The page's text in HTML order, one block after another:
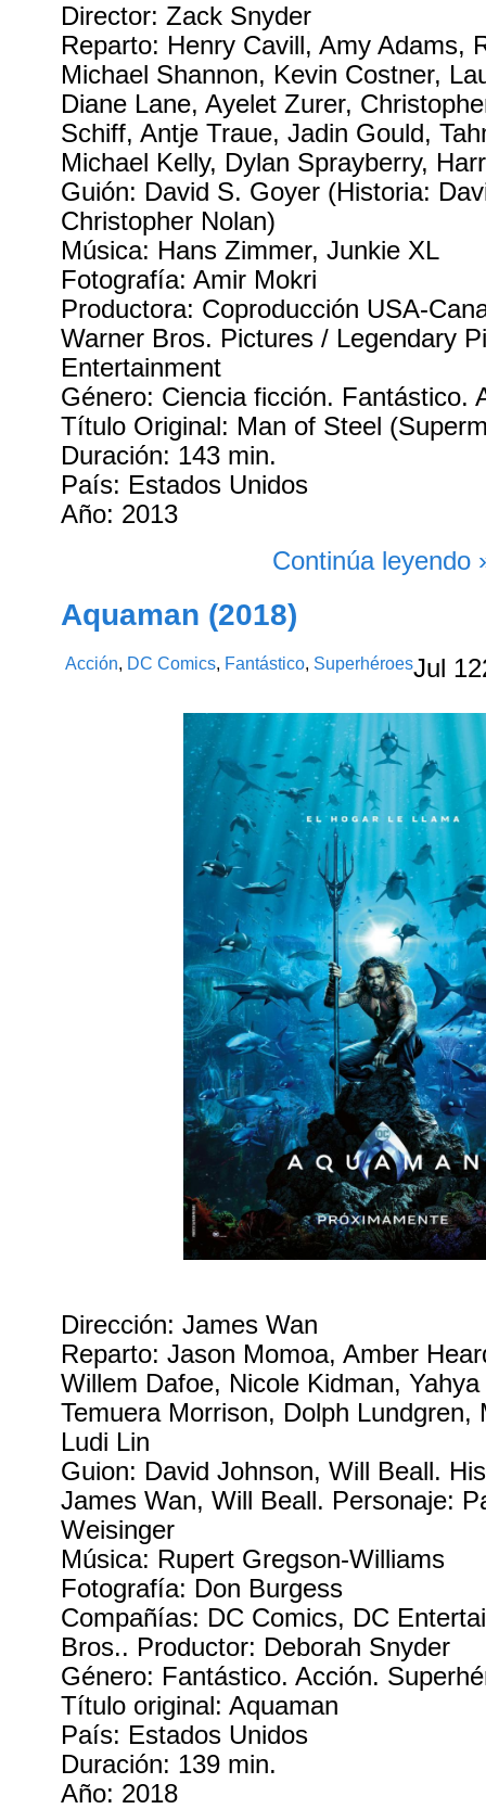
Director: Zack Snyder
Reparto: Henry Cavill, Amy Adams,
Michael Shannon, Kevin Costner,
Diane Lane, Ayelet Zurer,
Schiff, Antje Traue, Jadin Gould,
Michael Kelly, Dylan Sprayberry,
Guión: David S. Goyer (Historia:
Christopher Nolan)
Música: Hans Zimmer, Junkie XL
Fotografía: Amir Mokri
Productora: Coproducción USA-
Warner Bros. Pictures / Legendary
Entertainment
Género: Ciencia ficción. Fantástico.
Título Original: Man of Steel
Duración: 143 min.
País: Estados Unidos
Año: 2013
Continúa leyendo
Aquaman (2018)
Acción, DC Comics, Fantástico, SuperhéroesJul 12
Dirección: James Wan
Reparto: Jason Momoa, Amber
Willem Dafoe, Nicole Kidman,
Temuera Morrison, Dolph Lundgren,
Ludi Lin
Guion: David Johnson, Will Beall.
James Wan, Will Beall. Personaje:
Weisinger
Música: Rupert Gregson-Williams
Fotografía: Don Burgess
Compañías: DC Comics, DC
Bros.. Productor: Deborah Snyder
Género: Fantástico. Acción.
Título original: Aquaman
País: Estados Unidos
Duración: 139 min.
Año: 2018